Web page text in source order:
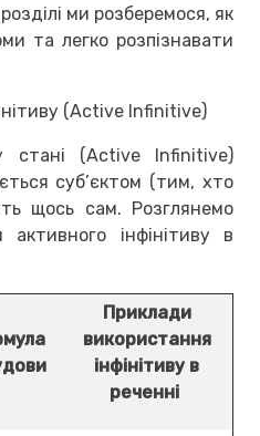
ми розберемося, як
та легко розпізнавати
(Active Infinitive)
стані (Active Infinitive)
суб’єктом (тим, хто
щось сам. Розглянемо
інфінітиву в
Приклади
використання
інфінітиву в
реченні